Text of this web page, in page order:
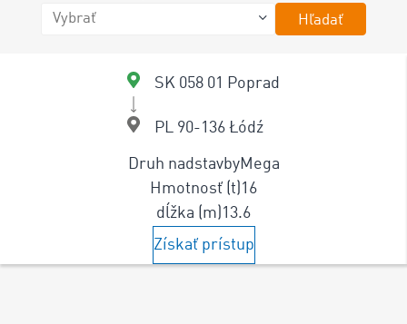
Hľadať
SK 058 01 Poprad
PL 90-136 Łódź
Druh nadstavbyMega
Hmotnosť (t)16
dĺžka (m)13.6
Získať prístup